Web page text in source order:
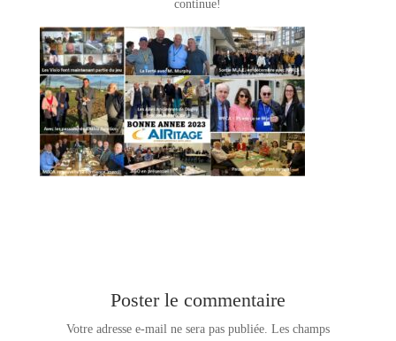
continue!
Poster le commentaire
Votre adresse e-mail ne sera pas publiée. Les champs